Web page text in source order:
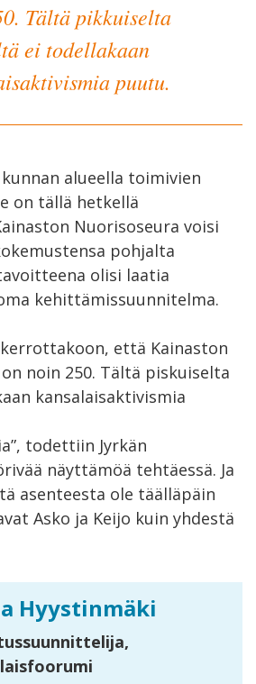
Tältä pikkuiselta
ei todellakaan
puutu.
alueella toimivien
on tällä hetkellä
Nuorisoseura voisi
pohjalta
olisi laatia
kehittämissuunnitelma.
että Kainaston
noin 250. Tältä piskuiselta
kansalaisaktivismia
todettiin Jyrkän
näyttämöä tehtäessä. Ja
asenteesta ole täälläpäin
Asko ja Keijo kuin yhdestä
Hyystinmäki